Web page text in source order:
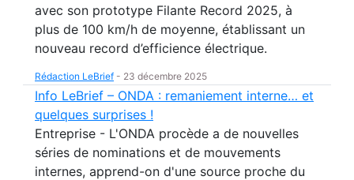
avec son prototype Filante Record 2025, à
plus de 100 km/h de moyenne, établissant un
nouveau record d’efficience électrique.
Rédaction LeBrief - 23 décembre 2025
Info LeBrief – ONDA : remaniement interne… et
quelques surprises !
Entreprise - L'ONDA procède a de nouvelles
séries de nominations et de mouvements
internes, apprend-on d'une source proche du